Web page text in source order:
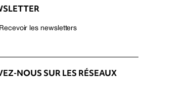
les newsletters
NOUS SUR LES RÉSEAUX